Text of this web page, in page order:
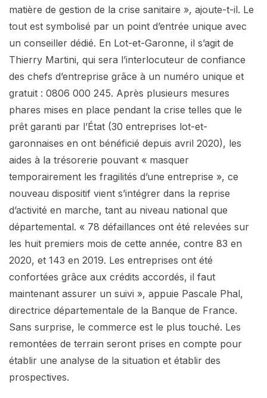
matière de gestion de la crise sanitaire », ajoute-t-il. Le
tout est symbolisé par un point d’entrée unique avec
un conseiller dédié. En Lot-et-Garonne, il s’agit de
Thierry Martini, qui sera l’interlocuteur de confiance
des chefs d’entreprise grâce à un numéro unique et
gratuit : 0806 000 245. Après plusieurs mesures
phares mises en place pendant la crise telles que le
prêt garanti par l’État (30 entreprises lot-et-
garonnaises en ont bénéficié depuis avril 2020), les
aides à la trésorerie pouvant « masquer
temporairement les fragilités d’une entreprise », ce
nouveau dispositif vient s’intégrer dans la reprise
d’activité en marche, tant au niveau national que
départemental. « 78 défaillances ont été relevées sur
les huit premiers mois de cette année, contre 83 en
2020, et 143 en 2019. Les entreprises ont été
confortées grâce aux crédits accordés, il faut
maintenant assurer un suivi », appuie Pascale Phal,
directrice départementale de la Banque de France.
Sans surprise, le commerce est le plus touché. Les
remontées de terrain seront prises en compte pour
établir une analyse de la situation et établir des
prospectives.